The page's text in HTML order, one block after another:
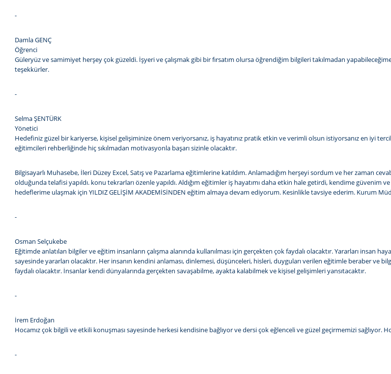
-
Damla GENÇ
Öğrenci
Güleryüz ve samimiyet herşey çok güzeldi. İşyeri ve çalışmak gibi bir fırsatım olursa öğrendiğim bilgileri takılmadan
teşekkürler.
-
Selma ŞENTÜRK
Yönetici
Hedefiniz güzel bir kariyerse, kişisel gelişiminize önem veriyorsanız, iş hayatınız pratik etkin ve verimli olsun istiyorsanız en iyi
eğitimcileri rehberliğinde hiç sıkılmadan motivasyonla başarı sizinle olacaktır.
Bilgisayarlı Muhasebe, İleri Düzey Excel, Satış ve Pazarlama eğitimlerine katıldım. Anlamadığım herşeyi sordum ve her zaman
olduğunda telafisi yapıldı. konu tekrarları özenle yapıldı. Aldığım eğitimler iş hayatımı daha etkin hale getirdi, kendime
hedeflerime ulaşmak için YILDIZ GELİŞİM AKADEMİSİNDEN eğitim almaya devam ediyorum. Kesinlikle tavsiye ederim. Kurum
-
Osman Selçukebe
Eğitimde anlatılan bilgiler ve eğitim insanların çalışma alanında kullanılması için gerçekten çok faydalı olacaktır. Yararları insan
sayesinde yararları olacaktır. Her insanın kendini anlaması, dinlemesi, düşünceleri, hisleri, duyguları verilen eğitimle beraber ve
faydalı olacaktır. İnsanlar kendi dünyalarında gerçekten savaşabilme, ayakta kalabilmek ve kişisel gelişimleri yansıtacaktır.
-
İrem Erdoğan
Hocamız çok bilgili ve etkili konuşması sayesinde herkesi kendisine bağlıyor ve dersi çok eğlenceli ve güzel geçirmemizi sağlıyor.
-